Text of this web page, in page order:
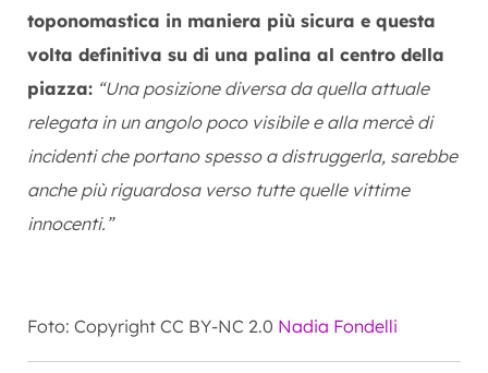
toponomastica in maniera più sicura e questa
volta definitiva su di una palina al centro della
piazza: “Una posizione diversa da quella attuale
relegata in un angolo poco visibile e alla mercè di
incidenti che portano spesso a distruggerla, sarebbe
anche più riguardosa verso tutte quelle vittime
innocenti.”
Foto: Copyright CC BY-NC 2.0 Nadia Fondelli